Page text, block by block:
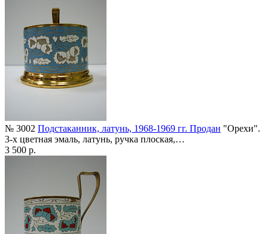
№ 3002 Подстаканник, латунь, 1968-1969 гг. Продан "Орехи".
3-х цветная эмаль, латунь, ручка плоская,…
3 500 р.